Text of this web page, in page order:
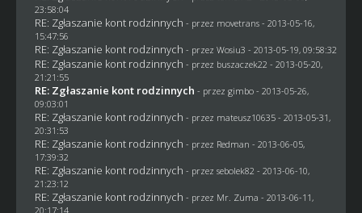
23:58:04
RE: Zgłaszanie kont rodzinnych - przez movetrans- 2013-05-16,
15:47:56
RE: Zgłaszanie kont rodzinnych - przez Wosiu3 - 2013-05-19, 09:58:32
RE: Zgłaszanie kont rodzinnych - przez buszaczek22 - 2013-05-20,
21:21:55
RE: Zgłaszanie kont rodzinnych - przez gimbo- 2013-05-26,
09:03:01
RE: Zgłaszanie kont rodzinnych - przez mateusz10635- 2013-05-31,
20:31:53
RE: Zgłaszanie kont rodzinnych - przez Redman - 2013-06-05,
17:39:32
RE: Zgłaszanie kont rodzinnych - przez sebolek82 - 2013-06-10,
21:23:12
RE: Zgłaszanie kont rodzinnych - przez Mr. Zuma - 2013-06-11,
20:17:14